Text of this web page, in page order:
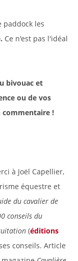
paddock les
Ce n'est pas l'idéal
bivouac et
ou de vos
commentaire !
à Joël Capellier,
équestre et
du cavalier de
conseils du
(éditions
conseils. Article